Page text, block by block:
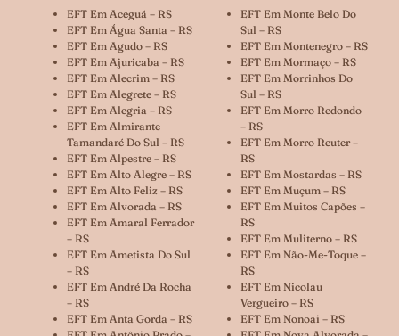
EFT Em Aceguá – RS
EFT Em Água Santa – RS
EFT Em Agudo – RS
EFT Em Ajuricaba – RS
EFT Em Alecrim – RS
EFT Em Alegrete – RS
EFT Em Alegria – RS
EFT Em Almirante
Tamandaré Do Sul – RS
EFT Em Alpestre – RS
EFT Em Alto Alegre – RS
EFT Em Alto Feliz – RS
EFT Em Alvorada – RS
EFT Em Amaral Ferrador
– RS
EFT Em Ametista Do Sul
– RS
EFT Em André Da Rocha
– RS
EFT Em Anta Gorda – RS
EFT Em Monte Belo Do
Sul – RS
EFT Em Montenegro – RS
EFT Em Mormaço – RS
EFT Em Morrinhos Do
Sul – RS
EFT Em Morro Redondo
– RS
EFT Em Morro Reuter –
RS
EFT Em Mostardas – RS
EFT Em Muçum – RS
EFT Em Muitos Capões –
RS
EFT Em Muliterno – RS
EFT Em Não-Me-Toque –
RS
EFT Em Nicolau
Vergueiro – RS
EFT Em Nonoai – RS